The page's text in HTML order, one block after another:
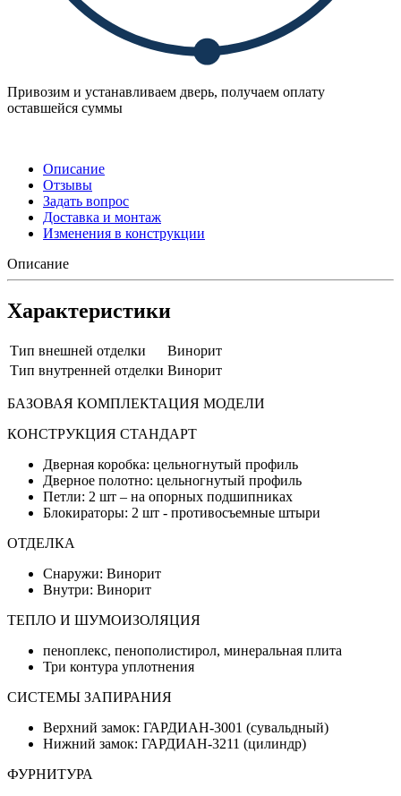
Привозим и устанавливаем дверь, получаем оплату
оставшейся суммы
Описание
Отзывы
Задать вопрос
Доставка и монтаж
Изменения в конструкции
Описание
Характеристики
Тип внешней отделки
Винорит
Тип внутренней отделки Винорит
БАЗОВАЯ КОМПЛЕКТАЦИЯ МОДЕЛИ
КОНСТРУКЦИЯ СТАНДАРТ
Дверная коробка: цельногнутый профиль
Дверное полотно: цельногнутый профиль
Петли: 2 шт – на опорных подшипниках
Блокираторы: 2 шт - противосъемные штыри
ОТДЕЛКА
Снаружи: Винорит
Внутри: Винорит
ТЕПЛО И ШУМОИЗОЛЯЦИЯ
пеноплекс, пенополистирол, минеральная плита
Три контура уплотнения
СИСТЕМЫ ЗАПИРАНИЯ
Верхний замок: ГАРДИАН-3001 (сувальдный)
Нижний замок: ГАРДИАН-3211 (цилиндр)
ФУРНИТУРА